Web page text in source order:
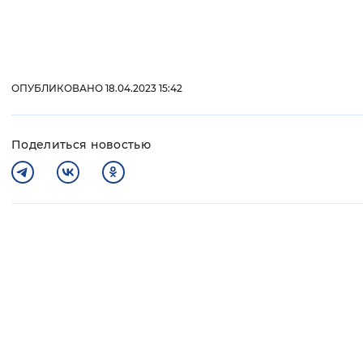
ОПУБЛИКОВАНО 18.04.2023 15:42
Поделиться новостью